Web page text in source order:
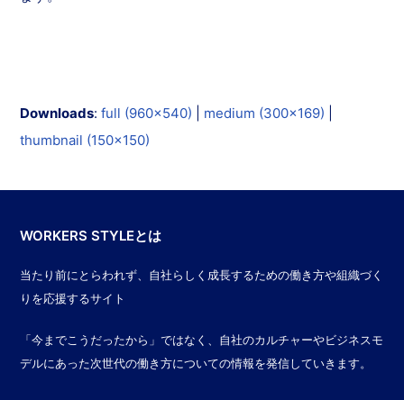
Downloads:full (960x540) medium (300x169)
thumbnail (150x150)
WORKERS STYLEとは
当たり前にとらわれず、自社らしく成長するための働き方や組織づく
りを応援するサイト
「今までこうだったから」ではなく、自社のカルチャーやビジネスモ
デルにあった次世代の働き方についての情報を発信していきます。